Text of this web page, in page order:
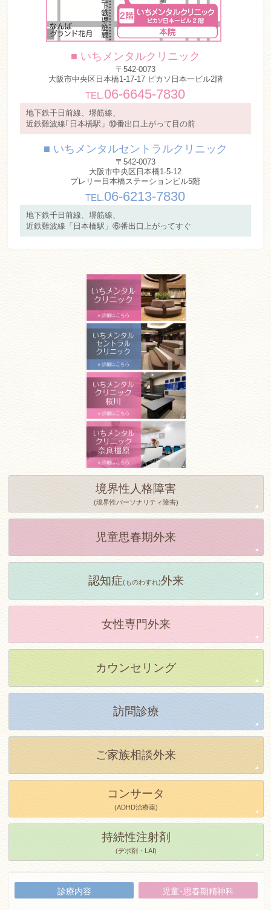
■ いちメンタルクリニック
〒542-0073
大阪市中央区日本橋1-17-17 ピカソ日本一ビル2階
TEL.06-6645-7830
地下鉄千日前線、堺筋線、
近鉄難波線｢日本橋駅」⑩番出口上がって目の前
■ いちメンタルセントラルクリニック
〒542-0073
大阪市中央区日本橋1-5-12
プレリー日本橋ステーションビル5階
TEL.06-6213-7830
地下鉄千日前線、堺筋線、
近鉄難波線「日本橋駅」⑥番出口上がってすぐ
境界性人格障害
(境界性パーソナリティ障害)
児童思春期外来
認知症(ものわすれ)外来
女性専門外来
カウンセリング
訪問診療
ご家族相談外来
コンサータ
(ADHD治療薬)
持続性注射剤
(デポ剤・LAI)
診療内容 児童･思春期精神科